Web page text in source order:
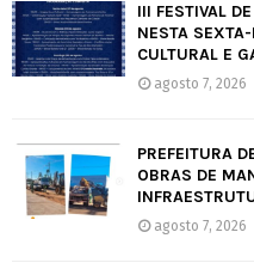
III FESTIVAL
NESTA
CULTURAL E
agosto 7, 2026
PREFEITURA
OBRAS DE
agosto 7, 2026